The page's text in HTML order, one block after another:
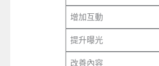
增加互動
提升曝光
改善內容